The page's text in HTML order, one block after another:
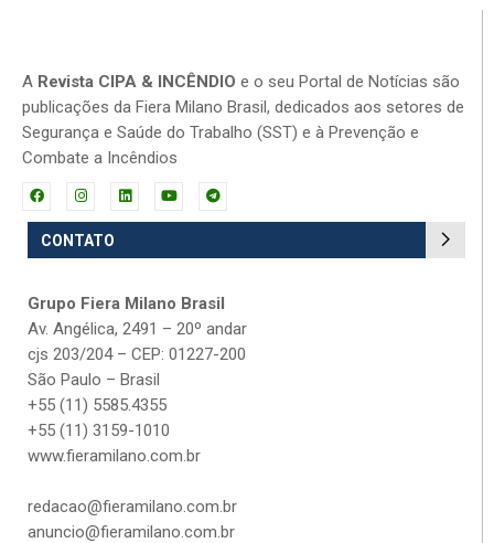
A Revista CIPA & INCÊNDIO e o seu Portal de Notícias são
publicações da Fiera Milano Brasil, dedicados aos setores de
Segurança e Saúde do Trabalho (SST) e à Prevenção e
Combate a Incêndios
CONTATO
Grupo Fiera Milano Brasil
Av. Angélica, 2491 – 20º andar
cjs 203/204 – CEP: 01227-200
São Paulo – Brasil
+55 (11) 5585.4355
+55 (11) 3159-1010
www.fieramilano.com.br
redacao@fieramilano.com.br
anuncio@fieramilano.com.br